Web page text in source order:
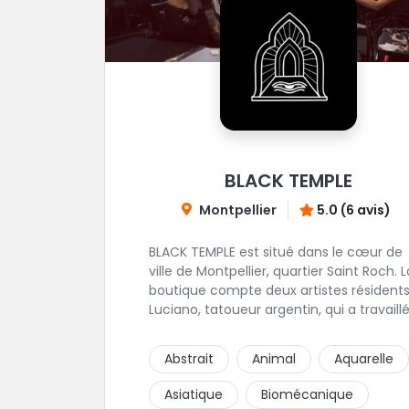
BLACK TEMPLE
Montpellier 5.0 (6 avis)
BLACK TEMPLE est situé dans le cœur de
ville de Montpellier, quartier Saint Roch. La
boutique compte deux artistes
Luciano, tatoueur argentin, qui a travaillé
avant de venir s'installer en France en
Et, Jaxar, qui a travaillé dans plusieurs
boutiques de la ville avant de rejoindre
notre équipe. La boutique accueille
Abstrait Animal
Aquarelle
Asiatique
Biomécanique